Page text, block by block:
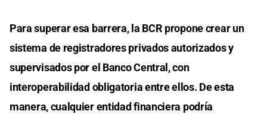
Para superar esa barrera, la BCR propone crear un
sistema de registradores privados autorizados y
supervisados por el Banco Central, con
interoperabilidad obligatoria entre ellos. De esta
manera, cualquier entidad financiera podría